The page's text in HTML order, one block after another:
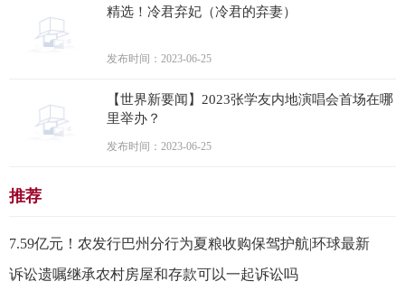
精选！冷君弃妃（冷君的弃妻）
发布时间：2023-06-25
【世界新要闻】2023张学友内地演唱会首场在哪
里举办？
发布时间：2023-06-25
推荐
7.59亿元！农发行巴州分行为夏粮收购保驾护航|环球最新
诉讼遗嘱继承农村房屋和存款可以一起诉讼吗